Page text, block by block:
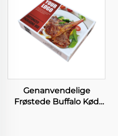
boks pudeboks med
håndtag
Genanvendelige
Frøstede Buffalo Kød